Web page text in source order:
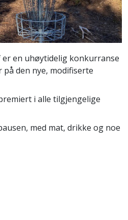
en uhøytidelig konkurranse
den nye, modifiserte
i alle tilgjengelige
med mat, drikke og noe